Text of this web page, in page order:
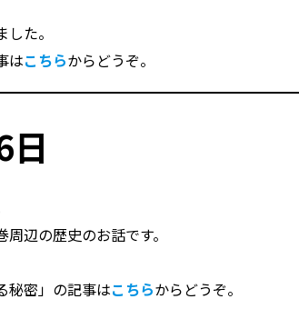
た。
はこちらからどうぞ。
辺の歴史のお話です。
秘密」の記事はこちらからどうぞ。